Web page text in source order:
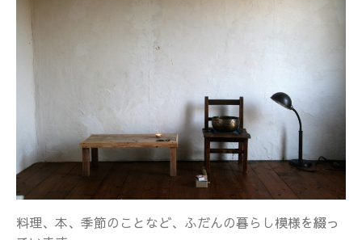
料理、本、季節のことなど、ふだんの暮らし模様を綴っ